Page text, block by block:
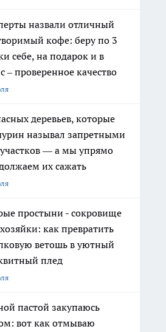
назвали отличный
кофе: беру по 3
себе, на подарок и в
– проверенное качество
деревьев, которые
называл запретными
— а мы упрямо
их сажать
простыни - сокровище
как превратить
ветошь в уютный
плед
пастой закупаюсь
вот как отмываю